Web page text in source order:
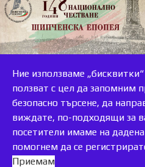
Ние използваме
ползват с цел да запомним
безопасно търсене, да
виждате, по-подходящи за
посетители имаме на
помогнем да се
Приемам
accessible